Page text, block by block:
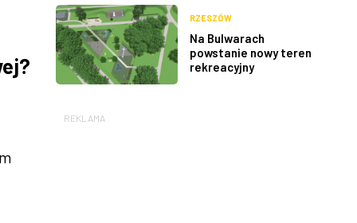
RZESZÓW
Na Bulwarach
powstanie nowy teren
rekreacyjny
REKLAMA